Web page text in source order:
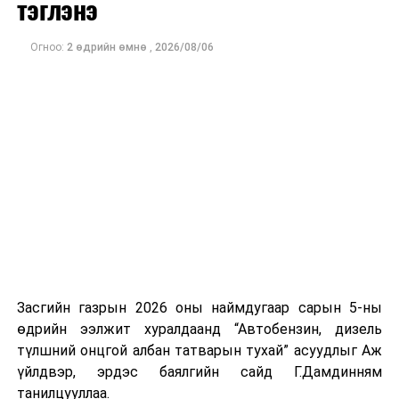
Залуучуудын хөгжлийн ажилтнуудыг чадавхжуулах
сургалт зохион байгуулж байна
Ажиглагчдын үзэж буйгаар Мичиган дахь Сенатын
дүн нь ирэх арваннэгдүгээр сард болох АНУ-ын
тэглэнэ
Огноо: 2 өдрийн өмнө , 2026/08/06
Засгийн газрын 2026 оны наймдугаар сарын 5-ны
өдрийн ээлжит хуралдаанд “Автобензин, дизель
түлшний онцгой албан татварын тухай” асуудлыг Аж
үйлдвэр, эрдэс баялгийн сайд Г.Дамдинням
танилцууллаа.